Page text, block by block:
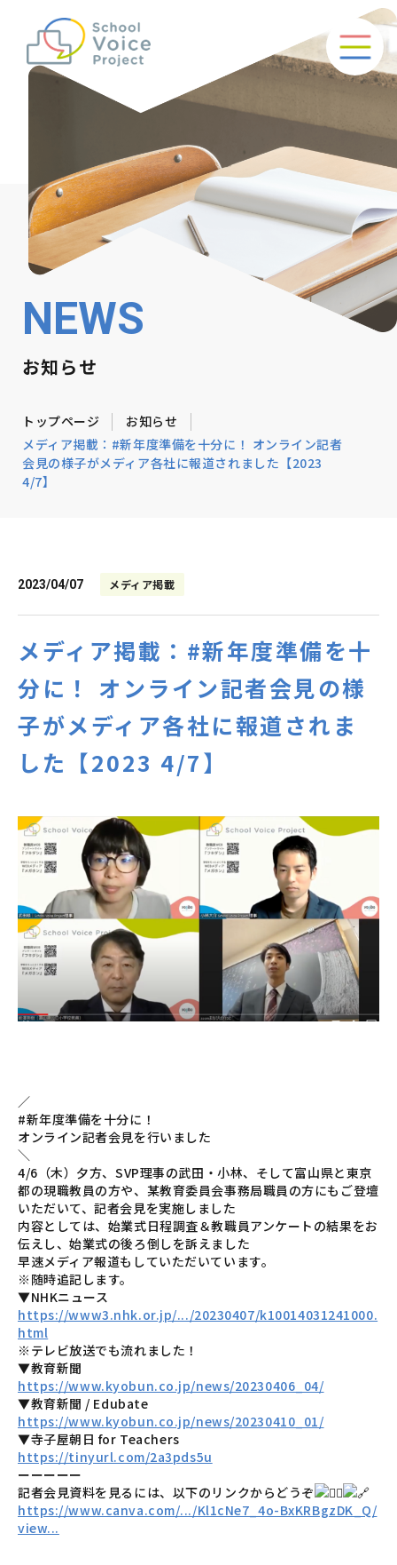
NEWS
お知らせ
トップページ
お知らせ
メディア掲載：#新年度準備を十分に！ オンライン記者
会見の様子がメディア各社に報道されました【2023
4/7】
2023/04/07 メディア掲載
メディア掲載：#新年度準備を十
分に！ オンライン記者会見の様
子がメディア各社に報道されま
した【2023 4/7】
／
#新年度準備を十分に ！
オンライン記者会見を行いました
＼
4/6（木）夕方、SVP理事の武田・小林、そして富山県と東京
都の現職教員の方や、某教育委員会事務局職員の方にもご登壇
いただいて、記者会見を実施しました
内容としては、始業式日程調査＆教職員アンケートの結果をお
伝えし、始業式の後ろ倒しを訴えました
早速メディア報道もしていただいています。
※随時追記します。
▼NHKニュース
https://www3.nhk.or.jp/.../20230407/k10014031241000.
html
※テレビ放送でも流れました！
▼教育新聞
https://www.kyobun.co.jp/news/20230406_04/
▼教育新聞 / Edubate
https://www.kyobun.co.jp/news/20230410_01/
▼寺子屋朝日 for Teachers
https://tinyurl.com/2a3pds5u
ーーーーー
記者会見資料を見るには、以下のリンクからどうぞ
https://www.canva.com/.../Kl1cNe7_4o-BxKRBgzDK_Q/
view...